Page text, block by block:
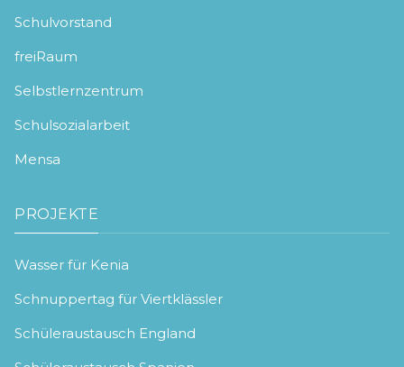
Schulvorstand
freiRaum
Selbstlernzentrum
Schulsozialarbeit
Mensa
PROJEKTE
Wasser für Kenia
Schnuppertag für Viertklässler
Schüleraustausch England